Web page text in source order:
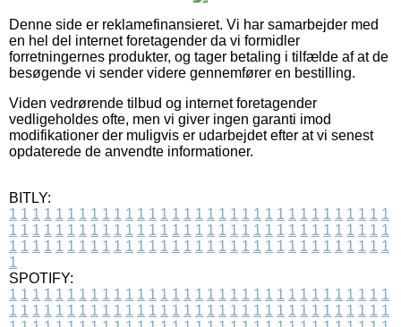
Denne side er reklamefinansieret. Vi har samarbejder med
en hel del internet foretagender da vi formidler
forretningernes produkter, og tager betaling i tilfælde af at de
besøgende vi sender videre gennemfører en bestilling.
Viden vedrørende tilbud og internet foretagender
vedligeholdes ofte, men vi giver ingen garanti imod
modifikationer der muligvis er udarbejdet efter at vi senest
opdaterede de anvendte informationer.
BITLY:
1 1 1 1 1 1 1 1 1 1 1 1 1 1 1 1 1 1 1 1 1 1 1 1 1 1 1 1 1 1 1 1 1
1 1 1 1 1 1 1 1 1 1 1 1 1 1 1 1 1 1 1 1 1 1 1 1 1 1 1 1 1 1 1 1 1
1 1 1 1 1 1 1 1 1 1 1 1 1 1 1 1 1 1 1 1 1 1 1 1 1 1 1 1 1 1 1 1 1
1
SPOTIFY:
1 1 1 1 1 1 1 1 1 1 1 1 1 1 1 1 1 1 1 1 1 1 1 1 1 1 1 1 1 1 1 1 1
1 1 1 1 1 1 1 1 1 1 1 1 1 1 1 1 1 1 1 1 1 1 1 1 1 1 1 1 1 1 1 1 1